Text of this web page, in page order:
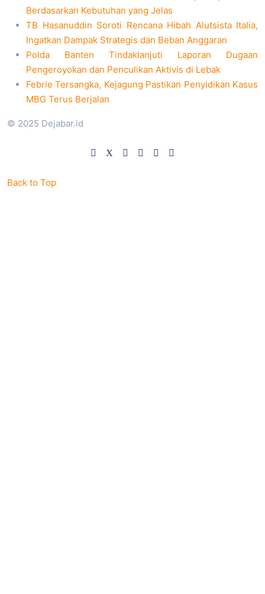
Berdasarkan Kebutuhan yang Jelas
TB Hasanuddin Soroti Rencana Hibah Alutsista Italia,
Ingatkan Dampak Strategis dan Beban Anggaran
Polda Banten Tindaklanjuti Laporan Dugaan
Pengeroyokan dan Penculikan Aktivis di Lebak
Febrie Tersangka, Kejagung Pastikan Penyidikan Kasus
MBG Terus Berjalan
© 2025 Dejabar.id
Back to Top